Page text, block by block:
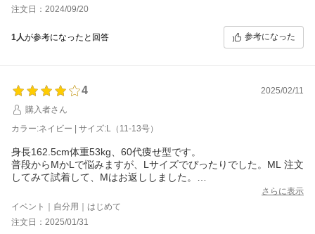
注文日：2024/09/20
1人が参考になったと回答 参考になった
4
2025/02/11
購入者さん
カラー:ネイビー | サイズ:L（11-13号）
身長162.5cm体重53kg、60代痩せ型です。
普段からMかLで悩みますが、Lサイズでぴったりでした。ML 注文
してみて試着して、Mはお返ししました。
上品なデザインが気に入りました。着心地も良いです。透けて見
える部分が袖だけなことろがよいです。リボンベルトを結んでみ
ると写真より少し短かかったです。
クーポンでお得に買うことができて良かったです。
さらに表示
イベント｜自分用｜はじめて
注文日：2025/01/31